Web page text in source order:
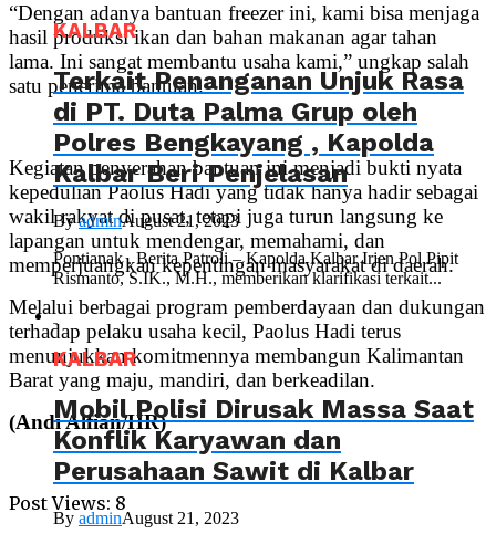
“Dengan adanya bantuan freezer ini, kami bisa menjaga
hasil produksi ikan dan bahan makanan agar tahan
lama. Ini sangat membantu usaha kami,” ungkap salah
satu penerima bantuan.
Kegiatan penyerahan bantuan ini menjadi bukti nyata
kepedulian Paolus Hadi yang tidak hanya hadir sebagai
wakil rakyat di pusat, tetapi juga turun langsung ke
lapangan untuk mendengar, memahami, dan
memperjuangkan kepentingan masyarakat di daerah.
Melalui berbagai program pemberdayaan dan dukungan
terhadap pelaku usaha kecil, Paolus Hadi terus
menunjukkan komitmennya membangun Kalimantan
Barat yang maju, mandiri, dan berkeadilan.
(Andi Alfian/HR)
Post Views: 8
KALBAR
Terkait Penanganan Unjuk Rasa
di PT. Duta Palma Grup oleh
Polres Bengkayang , Kapolda
Kalbar Beri Penjelasan
ByadminAugust 21, 2023
Pontianak . Berita Patroli – Kapolda Kalbar Irjen Pol Pipit
Rismanto, S.IK., M.H., memberikan klarifikasi terkait...
KALBAR
Mobil Polisi Dirusak Massa Saat
Konflik Karyawan dan
Perusahaan Sawit di Kalbar
By adminAugust 21, 2023